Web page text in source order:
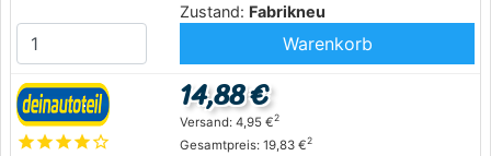
Zustand: Fabrikneu
Warenkorb
starstarstarstarstar_outline
14,88 €
Versand: 4,95 €2
Gesamtpreis: 19,83 €2